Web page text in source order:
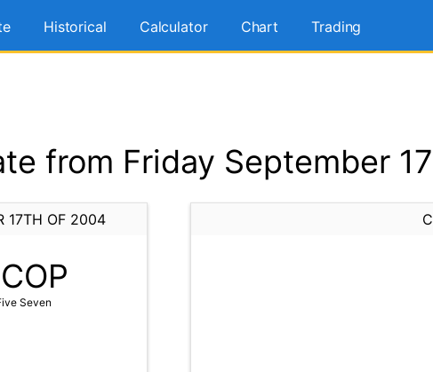
Historical Calculator Chart Trading
from Friday September
17TH OF 2004
COP
Seven